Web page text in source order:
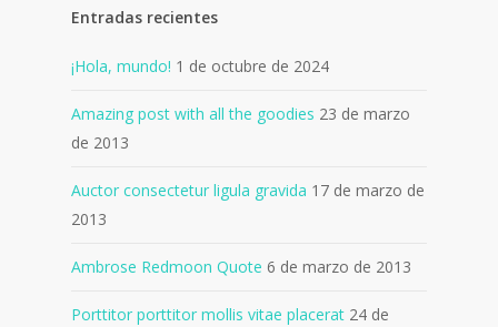
Entradas recientes
¡Hola, mundo! 1 de octubre de 2024
Amazing post with all the goodies 23 de marzo
de 2013
Auctor consectetur ligula gravida 17 de marzo de
2013
Ambrose Redmoon Quote 6 de marzo de 2013
Porttitor porttitor mollis vitae placerat 24 de